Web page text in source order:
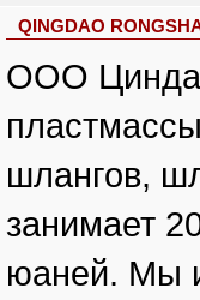
QINGDAO
ООО
шлангов,
занимает
юаней. Мы